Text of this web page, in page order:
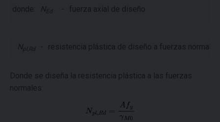
donde: NEd - fuerza axial de diseño
Npl,Rd - resistencia plástica de diseño a fuerzas
Donde se diseña la resistencia plástica a las fuerzas
normales: